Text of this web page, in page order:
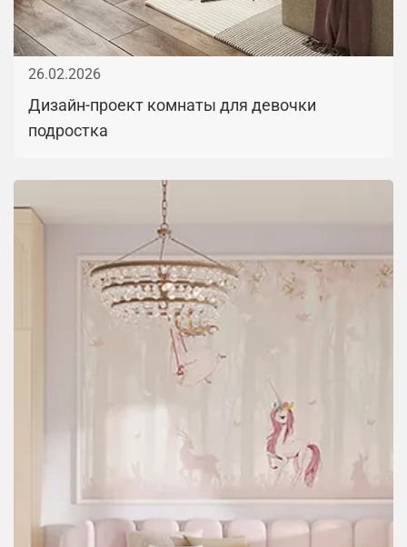
26.02.2026
Дизайн-проект комнаты для девочки
подростка